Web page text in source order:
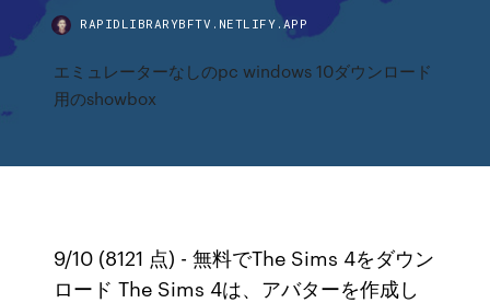
RAPIDLIBRARYBFTV.NETLIFY.APP
エミュレーターなしのpc windows 10ダウンロード
用のshowbox
9/10 (8121 点) - 無料でThe Sims 4をダウン
ロード The Sims 4は、アバターを作成し